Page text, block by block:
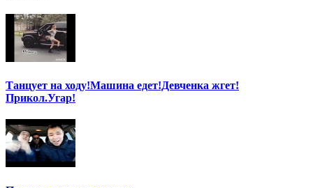
Танцует на ходу!Машина едет!Девченка жгет!
Прикол.Угар!